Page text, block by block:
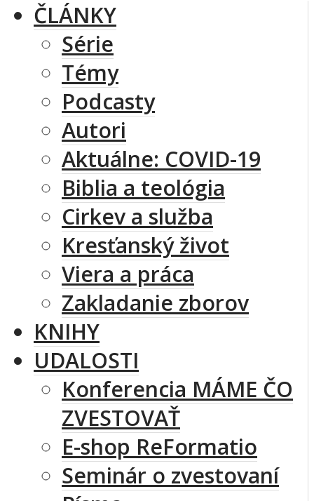
ČLÁNKY
Série
Témy
Podcasty
Autori
Aktuálne: COVID-19
Biblia a teológia
Cirkev a služba
Kresťanský život
Viera a práca
Zakladanie zborov
KNIHY
UDALOSTI
Konferencia MÁME ČO
ZVESTOVAŤ
E-shop ReFormatio
Seminár o zvestovaní